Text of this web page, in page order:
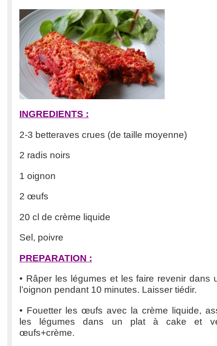
INGREDIENTS :
2-3 betteraves crues (de taille moyenne)
2 radis noirs
1 oignon
2 œufs
20 cl de crème liquide
Sel, poivre
PREPARATION :
• Râper les légumes et les faire revenir dans
l’oignon pendant 10 minutes. Laisser tiédir.
• Fouetter les œufs avec la crème liquide,
les légumes dans un plat à cake et
œufs+crème.